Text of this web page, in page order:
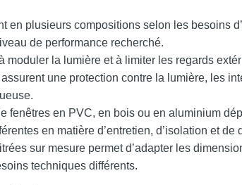
en plusieurs compositions selon les besoins
de performance recherché.
moduler la lumière et à limiter les regards
une protection contre la lumière, les
fenêtres en PVC, en bois ou en aluminium
en matière d’entretien, d’isolation et de
sur mesure permet d’adapter les
techniques différents.